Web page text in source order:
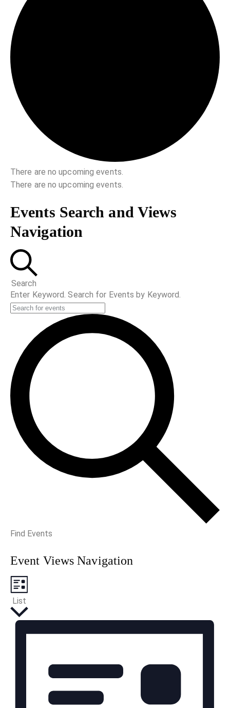
There are no upcoming events.
There are no upcoming events.
Events Search and Views
Navigation
Search
Enter Keyword. Search for Events by Keyword.
Find Events
Event Views Navigation
List